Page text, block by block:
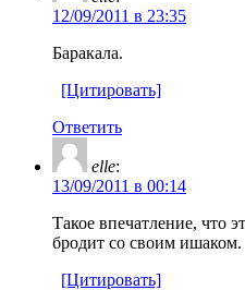
12/09/2011 в 23:35
Баракала.
[Цитировать]
Ответить
elle:
13/09/2011 в 00:14
Такое впечатление, что
бродит со своим ишаком.
[Цитировать]